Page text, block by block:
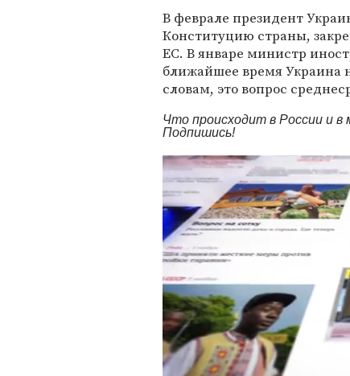
В феврале президент
Конституцию страны,
ЕС. В январе министр
ближайшее время Украина
словам, это вопрос
Что происходит в России и
Подпишись!